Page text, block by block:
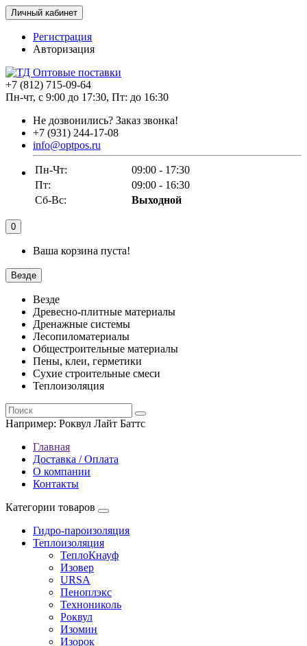
Личный кабинет
Регистрация
Авторизация
+7 (812) 715-09-64
Пн-чт, с 9:00 до 17:30, Пт: до 16:30
Не дозвонились? Заказ звонка!
+7 (931) 244-17-08
info@optpos.ru
Пн-Чт:
09:00 - 17:30
Пт:
09:00 - 16:30
Сб-Вс:
Выходной
0
Ваша корзина пуста!
Везде
Везде
Древесно-плитные материалы
Дренажные системы
Лесопиломатериалы
Общестроительные материалы
Пены, клеи, герметики
Сухие строительные смеси
Теплоизоляция
Например: Роквул Лайт Баттс
Главная
Доставка / Оплата
О компании
Контакты
Категории товаров
Гидро-пароизоляция
Теплоизоляция
ТеплоКнауф
Изовер
URSA
Пеноплэкс
Технониколь
Роквул
Изомин
Изорок